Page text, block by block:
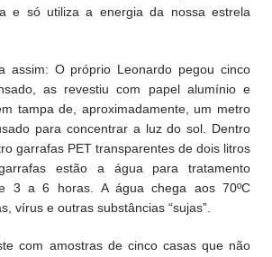
e só utiliza a energia da nossa estrela
assim: O próprio Leonardo pegou cinco
as revestiu com papel alumínio e
tampa de, aproximadamente, um metro
para concentrar a luz do sol. Dentro
garrafas PET transparentes de dois litros
estão a água para tratamento
3 a 6 horas. A água chega aos 70ºC
vírus e outras substâncias “sujas”.
com amostras de cinco casas que não